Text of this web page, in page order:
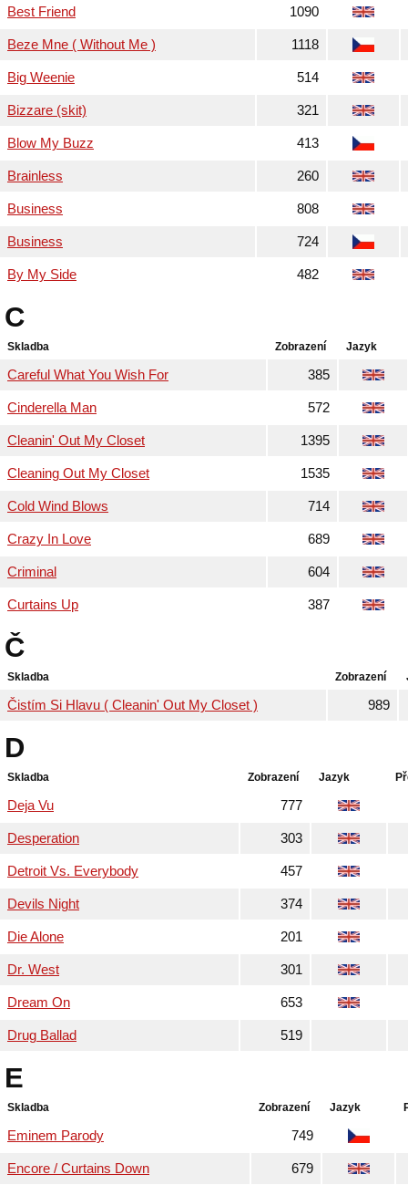
Best Friend 1090
Beze Mne ( Without Me ) 1118
Big Weenie 514
Bizzare (skit) 321
Blow My Buzz 413
Brainless 260
Business 808
Business 724
By My Side 482
C
Skladba Zobrazení Jazyk
Careful What You Wish For 385
Cinderella Man 572
Cleanin' Out My Closet 1395
Cleaning Out My Closet 1535
Cold Wind Blows 714
Crazy In Love 689
Criminal 604
Curtains Up 387
Č
Skladba Zobrazení
Čistím Si Hlavu ( Cleanin' Out My Closet ) 989
D
Skladba Zobrazení Jazyk
Deja Vu 777
Desperation 303
Detroit Vs. Everybody 457
Devils Night 374
Die Alone 201
Dr. West 301
Dream On 653
Drug Ballad 519
E
Skladba Zobrazení Jazyk
Eminem Parody 749
Encore / Curtains Down 679